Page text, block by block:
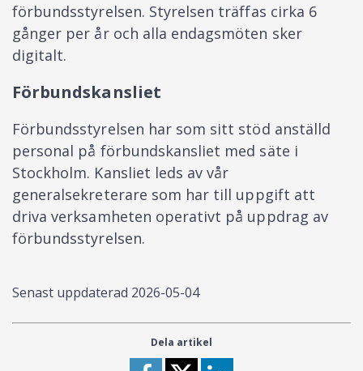
förbundsstyrelsen. Styrelsen träffas cirka 6
gånger per år och alla endagsmöten sker
digitalt.
Förbundskansliet
Förbundsstyrelsen har som sitt stöd anställd
personal på förbundskansliet med säte i
Stockholm. Kansliet leds av vår
generalsekreterare som har till uppgift att
driva verksamheten operativt på uppdrag av
förbundsstyrelsen.
Senast uppdaterad 2026-05-04
Dela artikel